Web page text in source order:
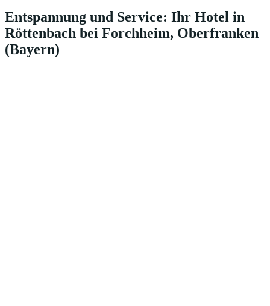
Entspannung und Service: Ihr Hotel in
Röttenbach bei Forchheim, Oberfranken
(Bayern)